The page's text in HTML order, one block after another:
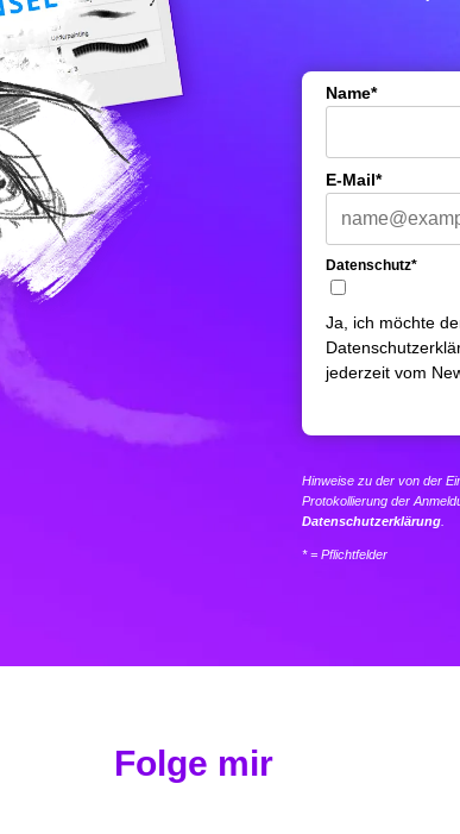
Name*
E-Mail*
Datenschutz*
Ja, ich möchte
jederzeit vom
Hinweise zu der von der
Protokollierung der
Datenschutzerklärung.
* = Pflichtfelder
Folge mir